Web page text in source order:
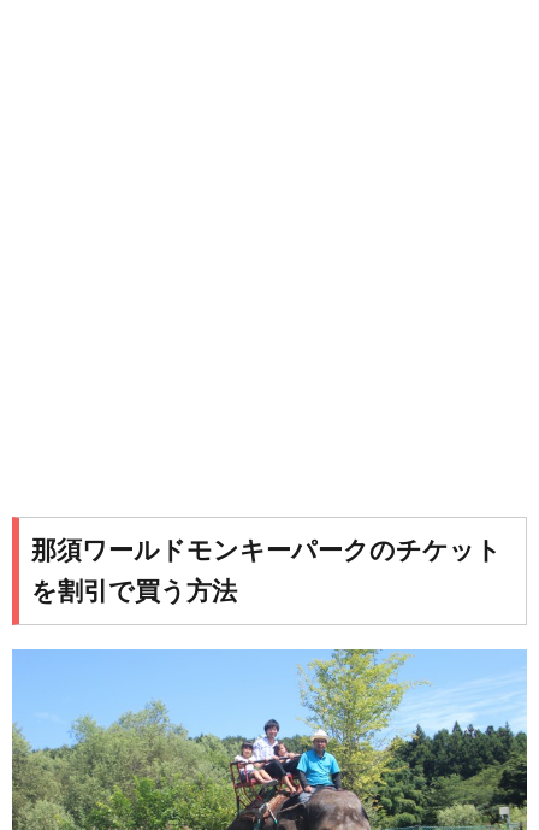
那須ワールドモンキーパークのチケット
を割引で買う方法